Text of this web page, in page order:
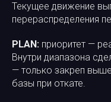
Текущее движение
перераспределения
PLAN: приоритет —
Внутри диапазона
— только закреп
базы при откате.